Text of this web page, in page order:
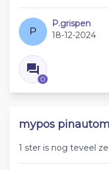
P
P.grispen
18-12-2024
0
mypos
1 ster is nog teveel